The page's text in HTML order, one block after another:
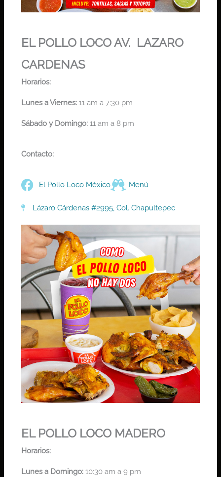
EL POLLO LOCO AV. LAZARO
CARDENAS
Horarios:
Lunes a Viernes: 11 am a 7:30 pm
Sábado y Domingo: 11 am a 8 pm
Contacto:
El Pollo Loco México Menú
Lázaro Cárdenas #2995, Col. Chapultepec
EL POLLO LOCO MADERO
Horarios:
Lunes a Domingo: 10:30 am a 9 pm